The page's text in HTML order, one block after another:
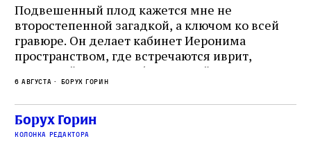
Подвешенный плод кажется мне не
второстепенной загадкой, а ключом ко всей
гравюре. Он делает кабинет Иеронима
пространством, где встречаются иврит,
греческий и латынь; буквальный смысл и
церковная традиция; филологическая
точность и понятность; переводчик,
убеждённый в необходимости исправления, и
читатель, воспринимающий исправление как
6 августа Борух Горин
Борух Горин
колонка редактора